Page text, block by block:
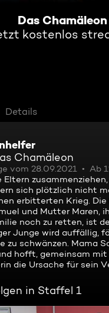
Das Chamäleon
kostenlos
Details
Chamäleon
vom 28.09.2021
Ab
Eltern
sich plötzlich nicht
erbitterten Krieg.
und Mutter Maren,
noch zu retten, ist
Junge wird auffällig,
zu schwänzen. Mama
hofft, gemeinsam mit
die Ursache für sein
in Staffel 1